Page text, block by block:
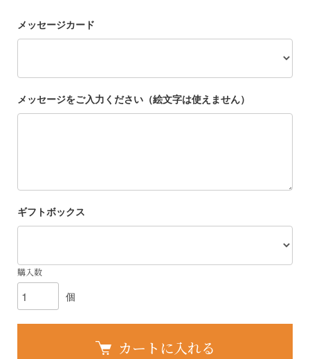
メッセージカード
メッセージをご入力ください（絵文字は使えません）
ギフトボックス
購入数
個
カートに入れる